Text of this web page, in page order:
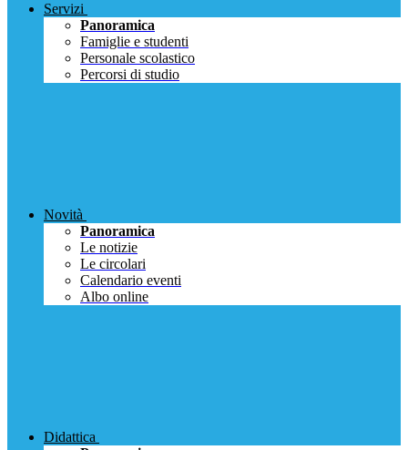
Servizi
Panoramica
Famiglie e studenti
Personale scolastico
Percorsi di studio
Novità
Panoramica
Le notizie
Le circolari
Calendario eventi
Albo online
Didattica